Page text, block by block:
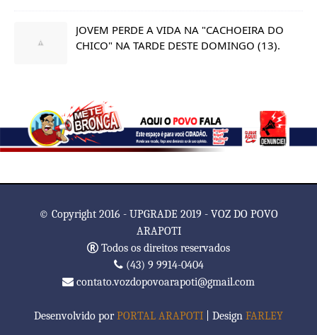
JOVEM PERDE A VIDA NA "CACHOEIRA DO
CHICO" NA TARDE DESTE DOMINGO (13).
© Copyright 2016 - UPGRADE 2019 - VOZ DO POVO
ARAPOTI
Todos os direitos reservados
(43) 9 9914-0404
contato.vozdopovoarapoti@gmail.com
Desenvolvido porPORTAL ARAPOTI | Design FARLEY